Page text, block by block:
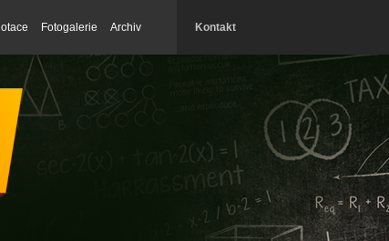
Fotogalerie Archiv Kontakt